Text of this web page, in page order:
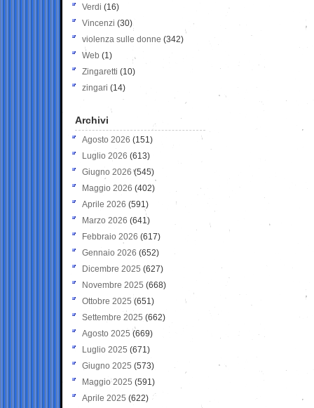
Verdi (16)
Vincenzi (30)
violenza sulle donne (342)
Web (1)
Zingaretti (10)
zingari (14)
Archivi
Agosto 2026 (151)
Luglio 2026 (613)
Giugno 2026 (545)
Maggio 2026 (402)
Aprile 2026 (591)
Marzo 2026 (641)
Febbraio 2026 (617)
Gennaio 2026 (652)
Dicembre 2025 (627)
Novembre 2025 (668)
Ottobre 2025 (651)
Settembre 2025 (662)
Agosto 2025 (669)
Luglio 2025 (671)
Giugno 2025 (573)
Maggio 2025 (591)
Aprile 2025 (622)